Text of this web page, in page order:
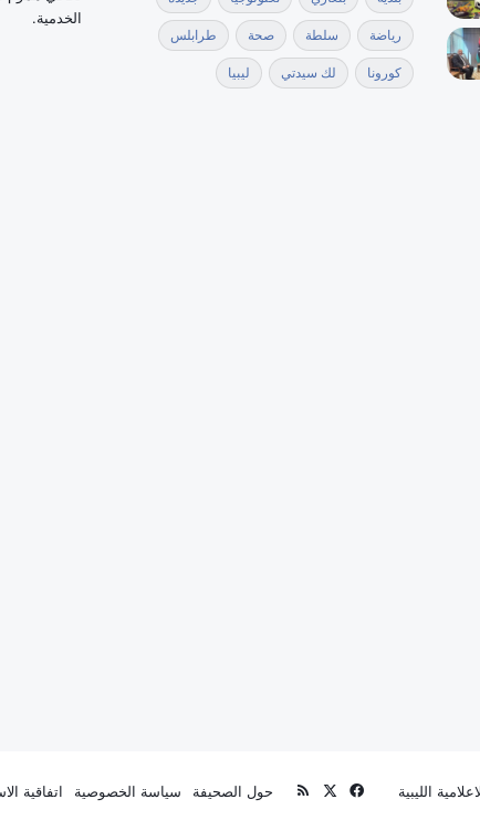
رياضة سلطة صحة طرابلس
كورونا لك سيدتي ليبيا
الخدمية.
الليبية حول الصحيفة سياسة الخصوصية اتفاقية فيسبوكملخص